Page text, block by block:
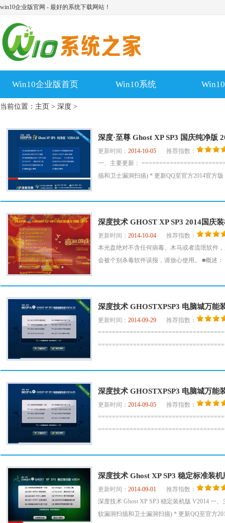
win10企业版官网 - 最好的系统下载网站！
Win10企业版首页 Win10系统
当前位置： 主页 > 深度 >
深度·至尊 Ghost XP SP3 国庆纯净版
更新时间： 2014-10-05
推荐指数：
一、主要更新：
描和卫士漏洞扫描) * 更新QQ至官方2014官方
深度技术 GHOST XP SP3 2014国庆
更新时间： 2014-10-04
推荐指数：
本光盘绝对不含任何病毒、木马或者流氓软件
会被个别杀毒软件误报，请放心使用。 ■概述
深度技术 GHOSTXPSP3 电脑城万能
更新时间： 2014-09-29
推荐指数：
深度技术 GHOSTXPSP3 电脑城万能
更新时间： 2014-09-05
推荐指数：
深度技术 Ghost XP SP3 稳定标准装
更新时间： 2014-09-01
推荐指数：
深度技术 Ghost XP SP3 稳定装机版 V2014 一
软漏洞扫描和卫士漏洞扫描) * 更新QQ至官方